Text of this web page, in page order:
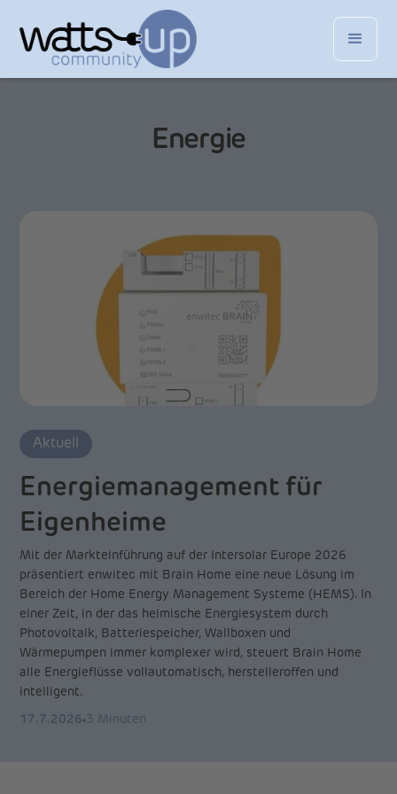
Energie
Energiemanagement für
Eigenheime
Mit der Markteinführung auf der Intersolar Europe 2026
präsentiert enwitec mit Brain Home eine neue Lösung im
Bereich der Home Energy Management Systeme (HEMS). In
einer Zeit, in der das heimische Energiesystem durch
Photovoltaik, Batteriespeicher, Wallboxen und
Wärmepumpen immer komplexer wird, steuert Brain Home
alle Energieflüsse vollautomatisch, herstelleroffen und
intelligent.
Aktuell
17.7.2026 3 Minuten